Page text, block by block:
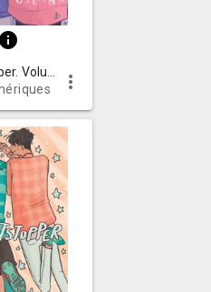
info
more_vert